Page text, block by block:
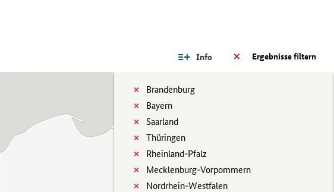
Ergebnisse filtern
Info
Brandenburg
Bayern
Saarland
Thüringen
Rheinland-Pfalz
Mecklenburg-Vorpommern
Nordrhein-Westfalen